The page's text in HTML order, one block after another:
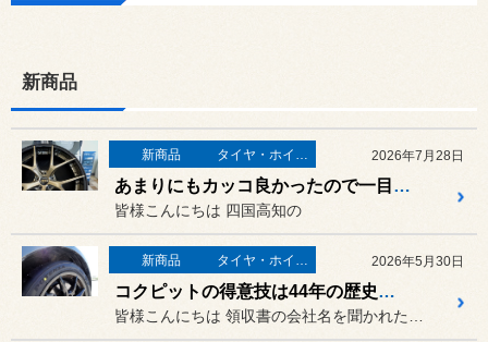
新商品
新商品 2026年7月28日
あまりにもカッコ良かったので一目惚れしちゃいました！BBSの期間限定ホイール「BBS RI-S DG-BK」をお披露目してくれました！
皆様こんにちは 四国高知の
新商品 2026年5月30日
コクピットの得意技は44年の歴史で積み重ねた『お客様や車種に最適なタイヤ選び！』